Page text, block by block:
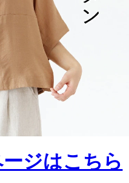
ジはこちら